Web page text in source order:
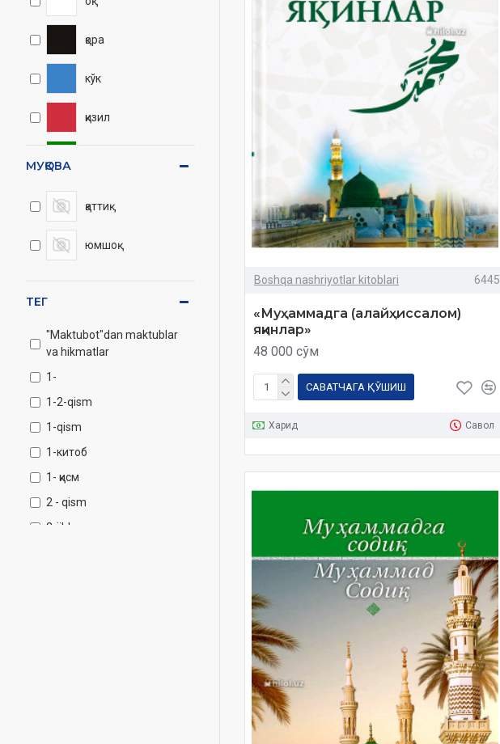
қора
кўк
қизил
МУҚОВА
қаттиқ
юмшоқ
ТЕГ
"Maktubot"dan maktublar
va hikmatlar
1-
1-2-qism
1-qism
1-китоб
1- қисм
2 - qism
2-jild
Boshqa nashriyotlar kitoblari 6445
«Муҳаммадга (алайҳиссалом)
яқинлар»
48 000 сўм
САВАТЧАГА ҚЎШИШ
Харид Савол